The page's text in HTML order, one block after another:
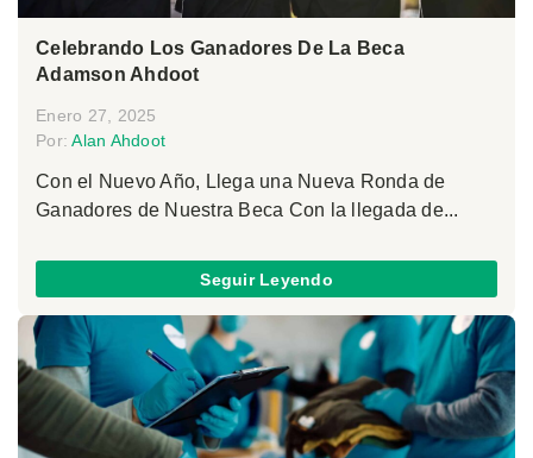
Celebrando Los Ganadores De La Beca
Adamson Ahdoot
Enero 27, 2025
Por:Alan Ahdoot
Con el Nuevo Año, Llega una Nueva Ronda de
Ganadores de Nuestra Beca Con la llegada de...
Seguir Leyendo